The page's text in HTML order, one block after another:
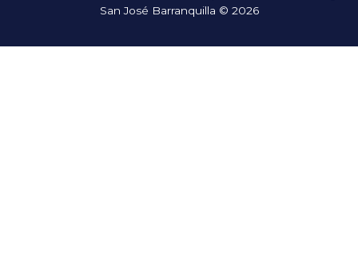
San José Barranquilla © 2026